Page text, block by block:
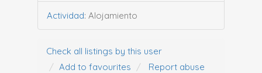
Actividad: Alojamiento
Check all listings by this user
Add to favourites
Report abuse